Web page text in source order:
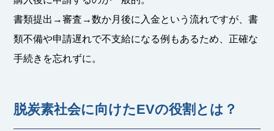
書類提出→審査→数か月後に入金という流れですが、書
類不備や申請遅れで不支給になる例もあるため、正確な
手続きを忘れずに。
脱炭素社会に向けたEVの役割とは？